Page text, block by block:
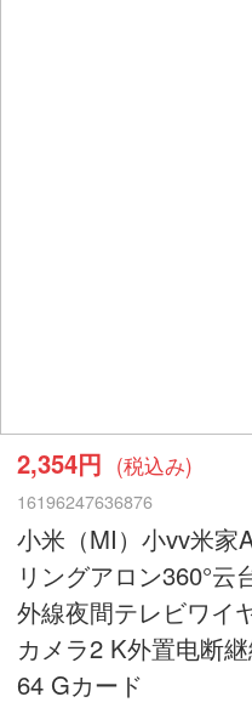
2,354円 (税込み)
16196247636876
小米（MI）小vv米家
リングアロン360°
外線夜間テレビワイ
カメラ2 K外置电断
64 Gカード